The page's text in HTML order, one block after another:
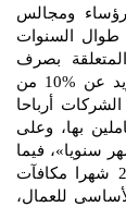
ومجالس
طوال السنوات
دون حساب، وعلى رأسها المادة 32 المتعلقة بصرف
الأرباح، والتى تنص على أنه يتم صرف أرباح لا تزيد عن %10 من
أرباحا
بها، وعلى
وأعضاء مجالس الإدراة بنسبة 12 شهر سنويا»، فيما
تصرف الشركات التى تحقق أرباحا من 18 إلى 24 شهرا مكافآت
الراتب الأساسى للعمال،